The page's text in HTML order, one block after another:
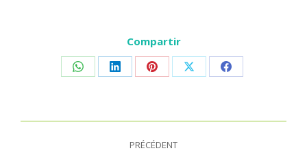
Compartir
PartagerPartagerPartagerPartagerPartager
Navigation
PRÉCÉDENT